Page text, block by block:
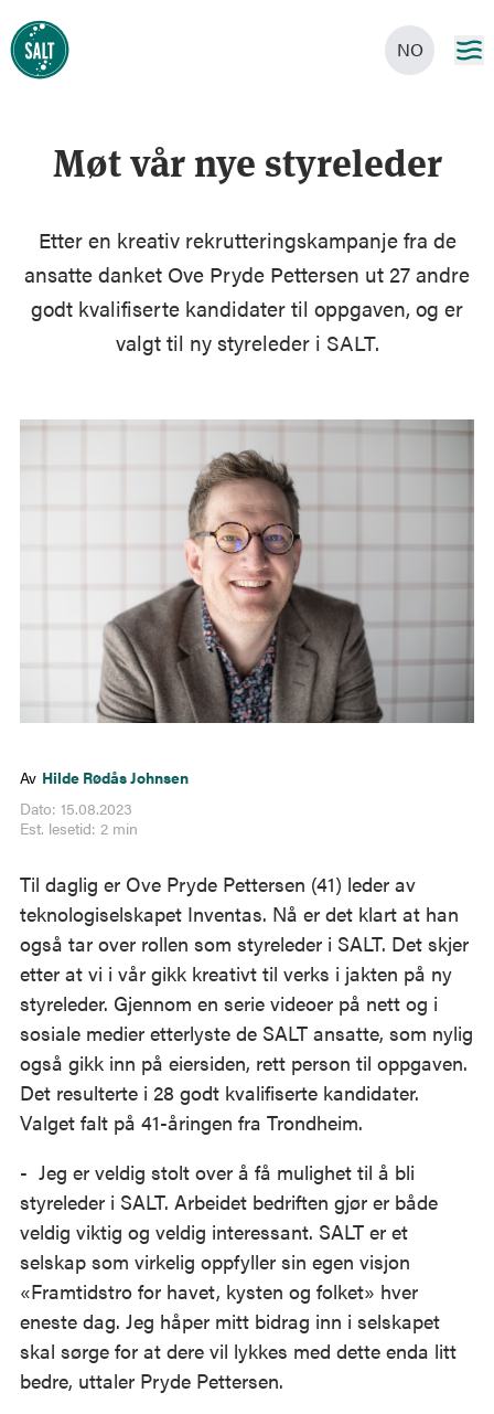
NO
Møt vår nye styreleder
Etter en kreativ rekrutteringskampanje fra de
ansatte danket Ove Pryde Pettersen ut 27 andre
godt kvalifiserte kandidater til oppgaven, og er
valgt til ny styreleder i SALT.
Av Hilde Rødås Johnsen
Dato: 15.08.2023
Est. lesetid: 2 min
Til daglig er Ove Pryde Pettersen (41) leder av
teknologiselskapet Inventas. Nå er det klart at han
også tar over rollen som styreleder i SALT. Det skjer
etter at vi i vår gikk kreativt til verks i jakten på ny
styreleder. Gjennom en serie videoer på nett og i
sosiale medier etterlyste de SALT ansatte, som nylig
også gikk inn på eiersiden, rett person til oppgaven.
Det resulterte i 28 godt kvalifiserte kandidater.
Valget falt på 41-åringen fra Trondheim.
- Jeg er veldig stolt over å få mulighet til å bli
styreleder i SALT. Arbeidet bedriften gjør er både
veldig viktig og veldig interessant. SALT er et
selskap som virkelig oppfyller sin egen visjon
«Framtidstro for havet, kysten og folket» hver
eneste dag. Jeg håper mitt bidrag inn i selskapet
skal sørge for at dere vil lykkes med dette enda litt
bedre, uttaler Pryde Pettersen.